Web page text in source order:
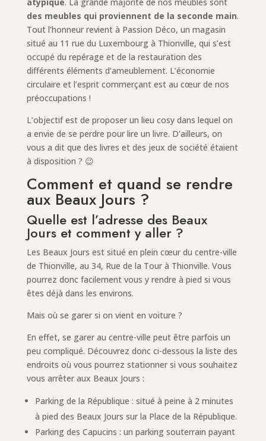
des meubles qui proviennent de la seconde main.
Tout l’honneur revient à Passion Déco, un magasin
situé au 11 rue du Luxembourg à Thionville, qui s’est
occupé du repérage et de la restauration des
différents éléments d’ameublement. L’économie
circulaire et l’esprit commerçant est au cœur de nos
préoccupations !
L’objectif est de proposer un lieu cosy dans lequel on
a envie de se perdre pour lire un livre. D’ailleurs, on
vous a dit que des livres et des jeux de société étaient
à disposition ? 😉
Comment et quand se rendre
aux Beaux Jours ?
Quelle est l’adresse des Beaux
Jours et comment y aller ?
Les Beaux Jours est situé en plein cœur du centre-ville
de Thionville, au 34, Rue de la Tour à Thionville. Vous
pourrez donc facilement vous y rendre à pied si vous
êtes déjà dans les environs.
Mais où se garer si on vient en voiture ?
En effet, se garer au centre-ville peut être parfois un
peu compliqué. Découvrez donc ci-dessous la liste des
endroits où vous pourrez stationner si vous souhaitez
vous arrêter aux Beaux Jours :
Parking de la République : situé à peine à 2 minutes
à pied des Beaux Jours sur la Place de la République.
Parking des Capucins : un parking souterrain payant